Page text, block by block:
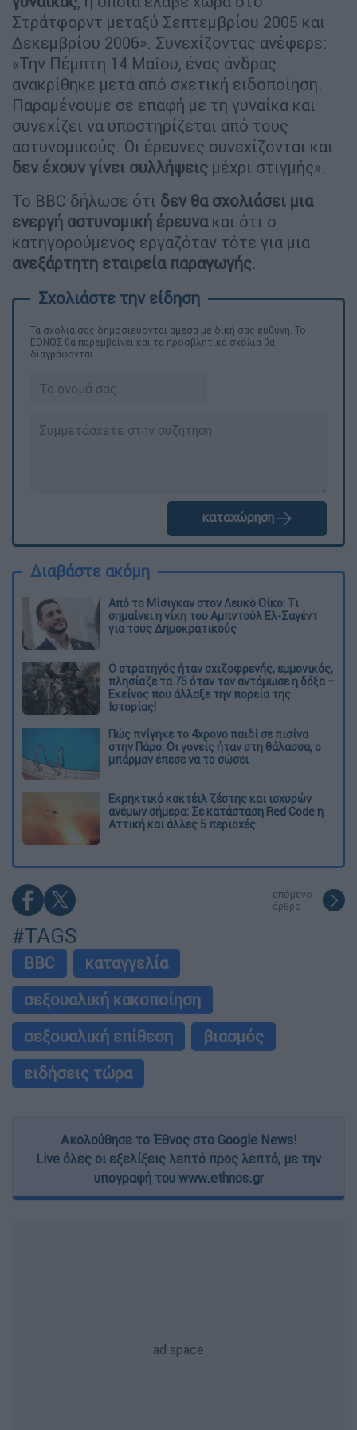
Στράτφορντ μεταξύ Σεπτεμβρίου 2005 και
Δεκεμβρίου 2006». Συνεχίζοντας ανέφερε:
«Την Πέμπτη 14 Μαΐου, ένας άνδρας
ανακρίθηκε μετά από σχετική ειδοποίηση.
Παραμένουμε σε επαφή με τη γυναίκα και
συνεχίζει να υποστηρίζεται από τους
αστυνομικούς. Οι έρευνες συνεχίζονται και
δεν έχουν γίνει συλλήψεις μέχρι στιγμής».
Το BBC δήλωσε ότι δεν θα σχολιάσει μια
ενεργή αστυνομική έρευνακαι ότι ο
κατηγορούμενος εργαζόταν τότε για μια
ανεξάρτητη εταιρεία παραγωγής.
Τα σχολιά σας δημοσιεύονται άμεσα με δική σας ευθύνη. Το
ΕΘΝΟΣ θα παρεμβαίνει και τα προσβλητικά σχόλια θα
διαγράφονται
καταχώρηση
Διαβάστε ακόμη
Από το Μίσιγκαν στον Λευκό Οίκο: Τι
σημαίνει η νίκη του Αμπντούλ Ελ-Σαγέντ
για τους Δημοκρατικούς
O στρατηγός ήταν σχιζοφρενής, εμμονικός,
πλησίαζε τα 75 όταν τον αντάμωσε η δόξα –
Εκείνος που άλλαξε την πορεία της
Ιστορίας!
Πώς πνίγηκε το 4χρονο παιδί σε πισίνα
στην Πάρο: Οι γονείς ήταν στη θάλασσα, ο
μπάρμαν έπεσε να το σώσει
Εκρηκτικό κοκτέιλ ζέστης και ισχυρών
ανέμων σήμερα: Σε κατάσταση Red Code η
Αττική και άλλες 5 περιοχές
επόμενο
άρθρο
#TAGS
BBC
καταγγελία
σεξουαλική κακοποίηση
σεξουαλική επίθεση
βιασμός
ειδήσεις τώρα
Ακολούθησε το Έθνος στο Google News!
Live όλες οι εξελίξεις λεπτό προς λεπτό, με την
υπογραφή του www.ethnos.gr